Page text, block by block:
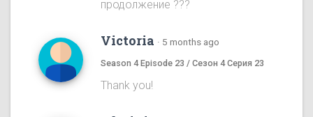
продолжение ???
Victoria · 5 months ago
Season 4 Episode 23 / Сезон 4 Серия 23
Thank you!